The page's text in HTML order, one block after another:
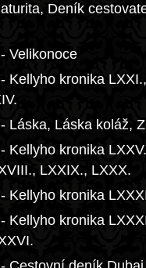
Deník
Velikonoce
Kellyho kronika
Láska, Láska koláž,
Kellyho kronika
LXXIX., LXXX.
Kellyho kronika
Kellyho kronika